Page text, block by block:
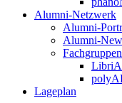
Alumni-Netzwerk
Alumni-
Alumni-
Fachgruppen
Lageplan